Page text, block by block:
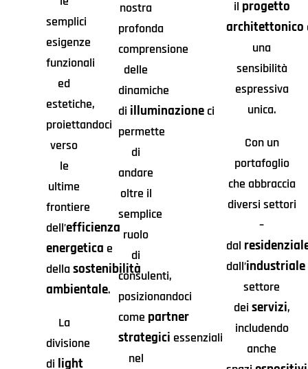
semplici
esigenze
funzionali
ed
estetiche,
proiettandoci
verso
le
ultime
frontiere
dell’efficienza
energetica e
dellasostenibilità
ambientale.
La
divisione
di light
nostra
profonda
comprensione
delle
dinamiche
di illuminazioneci
permette
di
andare
oltre il
semplice
ruolo
di
consulenti,
posizionandoci
come partner
strategici essenziali
nel
il progetto
architettonico
una
sensibilità
espressiva
unica.
Con un
portafoglio
che abbraccia
diversi settori
–
dal
dall’industriale
settore
dei servizi,
includendo
anche